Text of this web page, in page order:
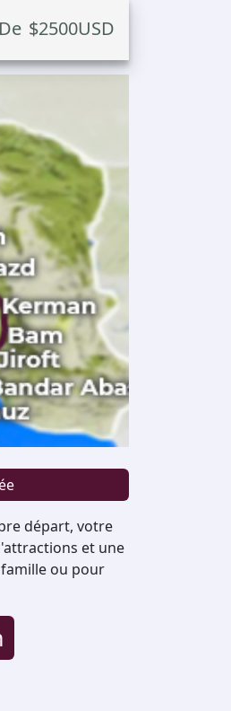
De $2500USD
départ, votre
et une
ou pour